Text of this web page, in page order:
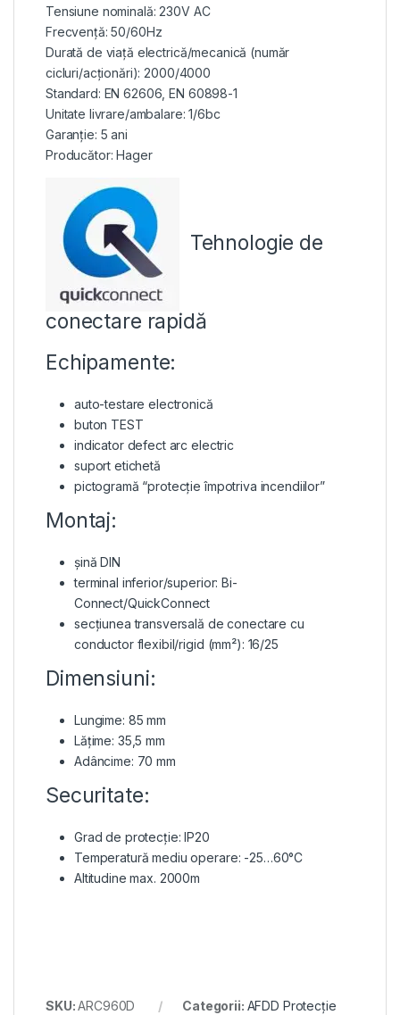
Tensiune nominală: 230V AC
Frecvență: 50/60Hz
Durată de viață electrică/mecanică (număr
cicluri/acționări): 2000/4000
Standard: EN 62606, EN 60898-1
Unitate livrare/ambalare: 1/6bc
Garanție: 5 ani
Producător: Hager
Tehnologie de
conectare rapidă
Echipamente:
auto-testare electronică
buton TEST
indicator defect arc electric
suport etichetă
pictogramă “protecție împotriva incendiilor”
Montaj:
șină DIN
terminal inferior/superior: Bi-
Connect/QuickConnect
secțiunea transversală de conectare cu
conductor flexibil/rigid (mm²): 16/25
Dimensiuni:
Lungime: 85 mm
Lățime: 35,5 mm
Adâncime: 70 mm
Securitate:
Grad de protecție: IP20
Temperatură mediu operare: -25…60°C
Altitudine max. 2000m
SKU:ARC960D Categorii: AFDD Protecție